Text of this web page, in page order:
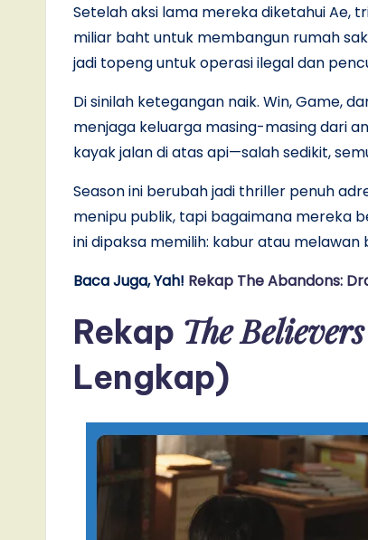
Setelah aksi lama mereka diketahui Ae,
miliar baht untuk membangun rumah
jadi topeng untuk operasi ilegal dan
Di sinilah ketegangan naik. Win, Game,
menjaga keluarga masing-masing dari
kayak jalan di atas api—salah sedikit,
Season ini berubah jadi thriller penuh
menipu publik, tapi bagaimana mereka
ini dipaksa memilih: kabur atau melawan
Baca Juga, Yah! Rekap The Abandons:
Rekap The Believers
Lengkap)